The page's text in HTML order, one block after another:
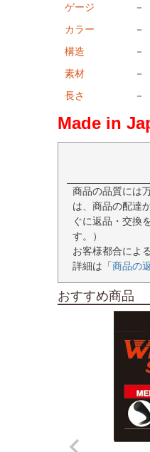
ゲージ －
カラー
－
構造
－
素材
－
長さ
－
Made in
商品の品質には
は、商品の配達
ぐに返品・交換
す。）
お客様都合によ
詳細は「商品の
おすすめ商品